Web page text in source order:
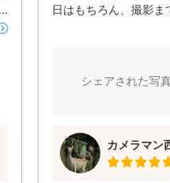
日はもちろん、撮影ま
ーズでした。 子ども
がとうございました
シェアされた写
カメラマン